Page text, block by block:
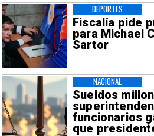
Fiscalía pide
para Michael
Sartor
DEPORTES
Sueldos
funcionarios
que
NACIONAL